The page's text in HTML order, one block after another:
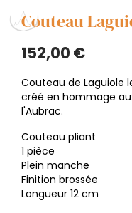
Couteau
152,00 €
Couteau de Laguiole
créé en hommage
l'Aubrac.
Couteau pliant
1 pièce
Plein manche
Finition brossée
Longueur 12 cm